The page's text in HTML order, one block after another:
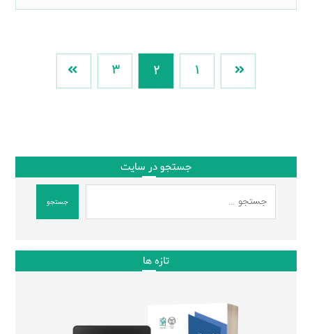
1
2
3
جستجو در سایت
جستجو
تازه ها